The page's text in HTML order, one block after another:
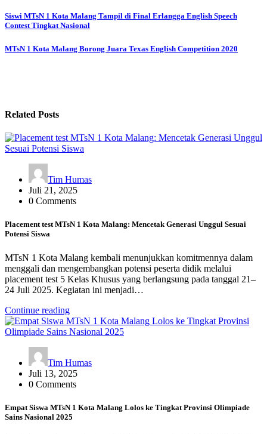
Siswi MTsN 1 Kota Malang Tampil di Final Erlangga English Speech
Contest Tingkat Nasional
MTsN 1 Kota Malang Borong Juara Texas English Competition 2020
Related Posts
Tim Humas
Juli 21, 2025
0 Comments
Placement test MTsN 1 Kota Malang: Mencetak Generasi Unggul Sesuai
Potensi Siswa
MTsN 1 Kota Malang kembali menunjukkan komitmennya dalam
menggali dan mengembangkan potensi peserta didik melalui
placement test 5 Kelas Khusus yang berlangsung pada tanggal 21–
24 Juli 2025. Kegiatan ini menjadi…
Continue reading
Tim Humas
Juli 13, 2025
0 Comments
Empat Siswa MTsN 1 Kota Malang Lolos ke Tingkat Provinsi Olimpiade
Sains Nasional 2025